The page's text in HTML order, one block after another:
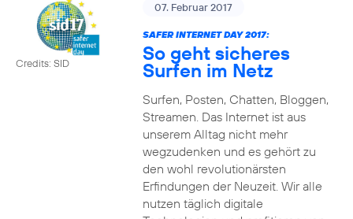
Credits: SID
07. Februar 2017
SAFER INTERNET DAY 2017:
So geht sicheres
Surfen im Netz
Surfen, Posten, Chatten, Bloggen,
Streamen. Das Internet ist aus
unserem Alltag nicht mehr
wegzudenken und es gehört zu
den wohl revolutionärsten
Erfindungen der Neuzeit. Wir alle
nutzen täglich digitale